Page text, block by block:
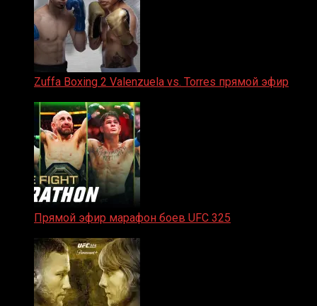
Zuffa Boxing 2 Valenzuela vs. Torres прямой эфир
Прямой эфир марафон боев UFC 325